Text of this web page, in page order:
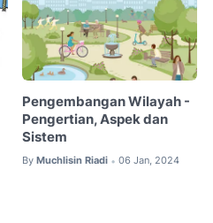
Pengembangan Wilayah -
Pengertian, Aspek dan
Sistem
By Muchlisin Riadi • 06 Jan, 2024